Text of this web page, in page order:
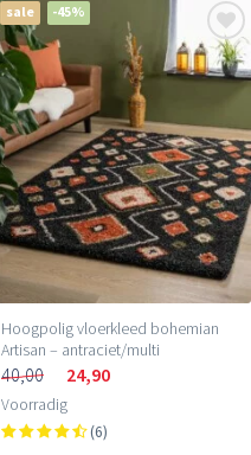
sale -45%
Hoogpolig vloerkleed bohemian
Artisan – antraciet/multi
40,00 24,90
Voorradig
(6)